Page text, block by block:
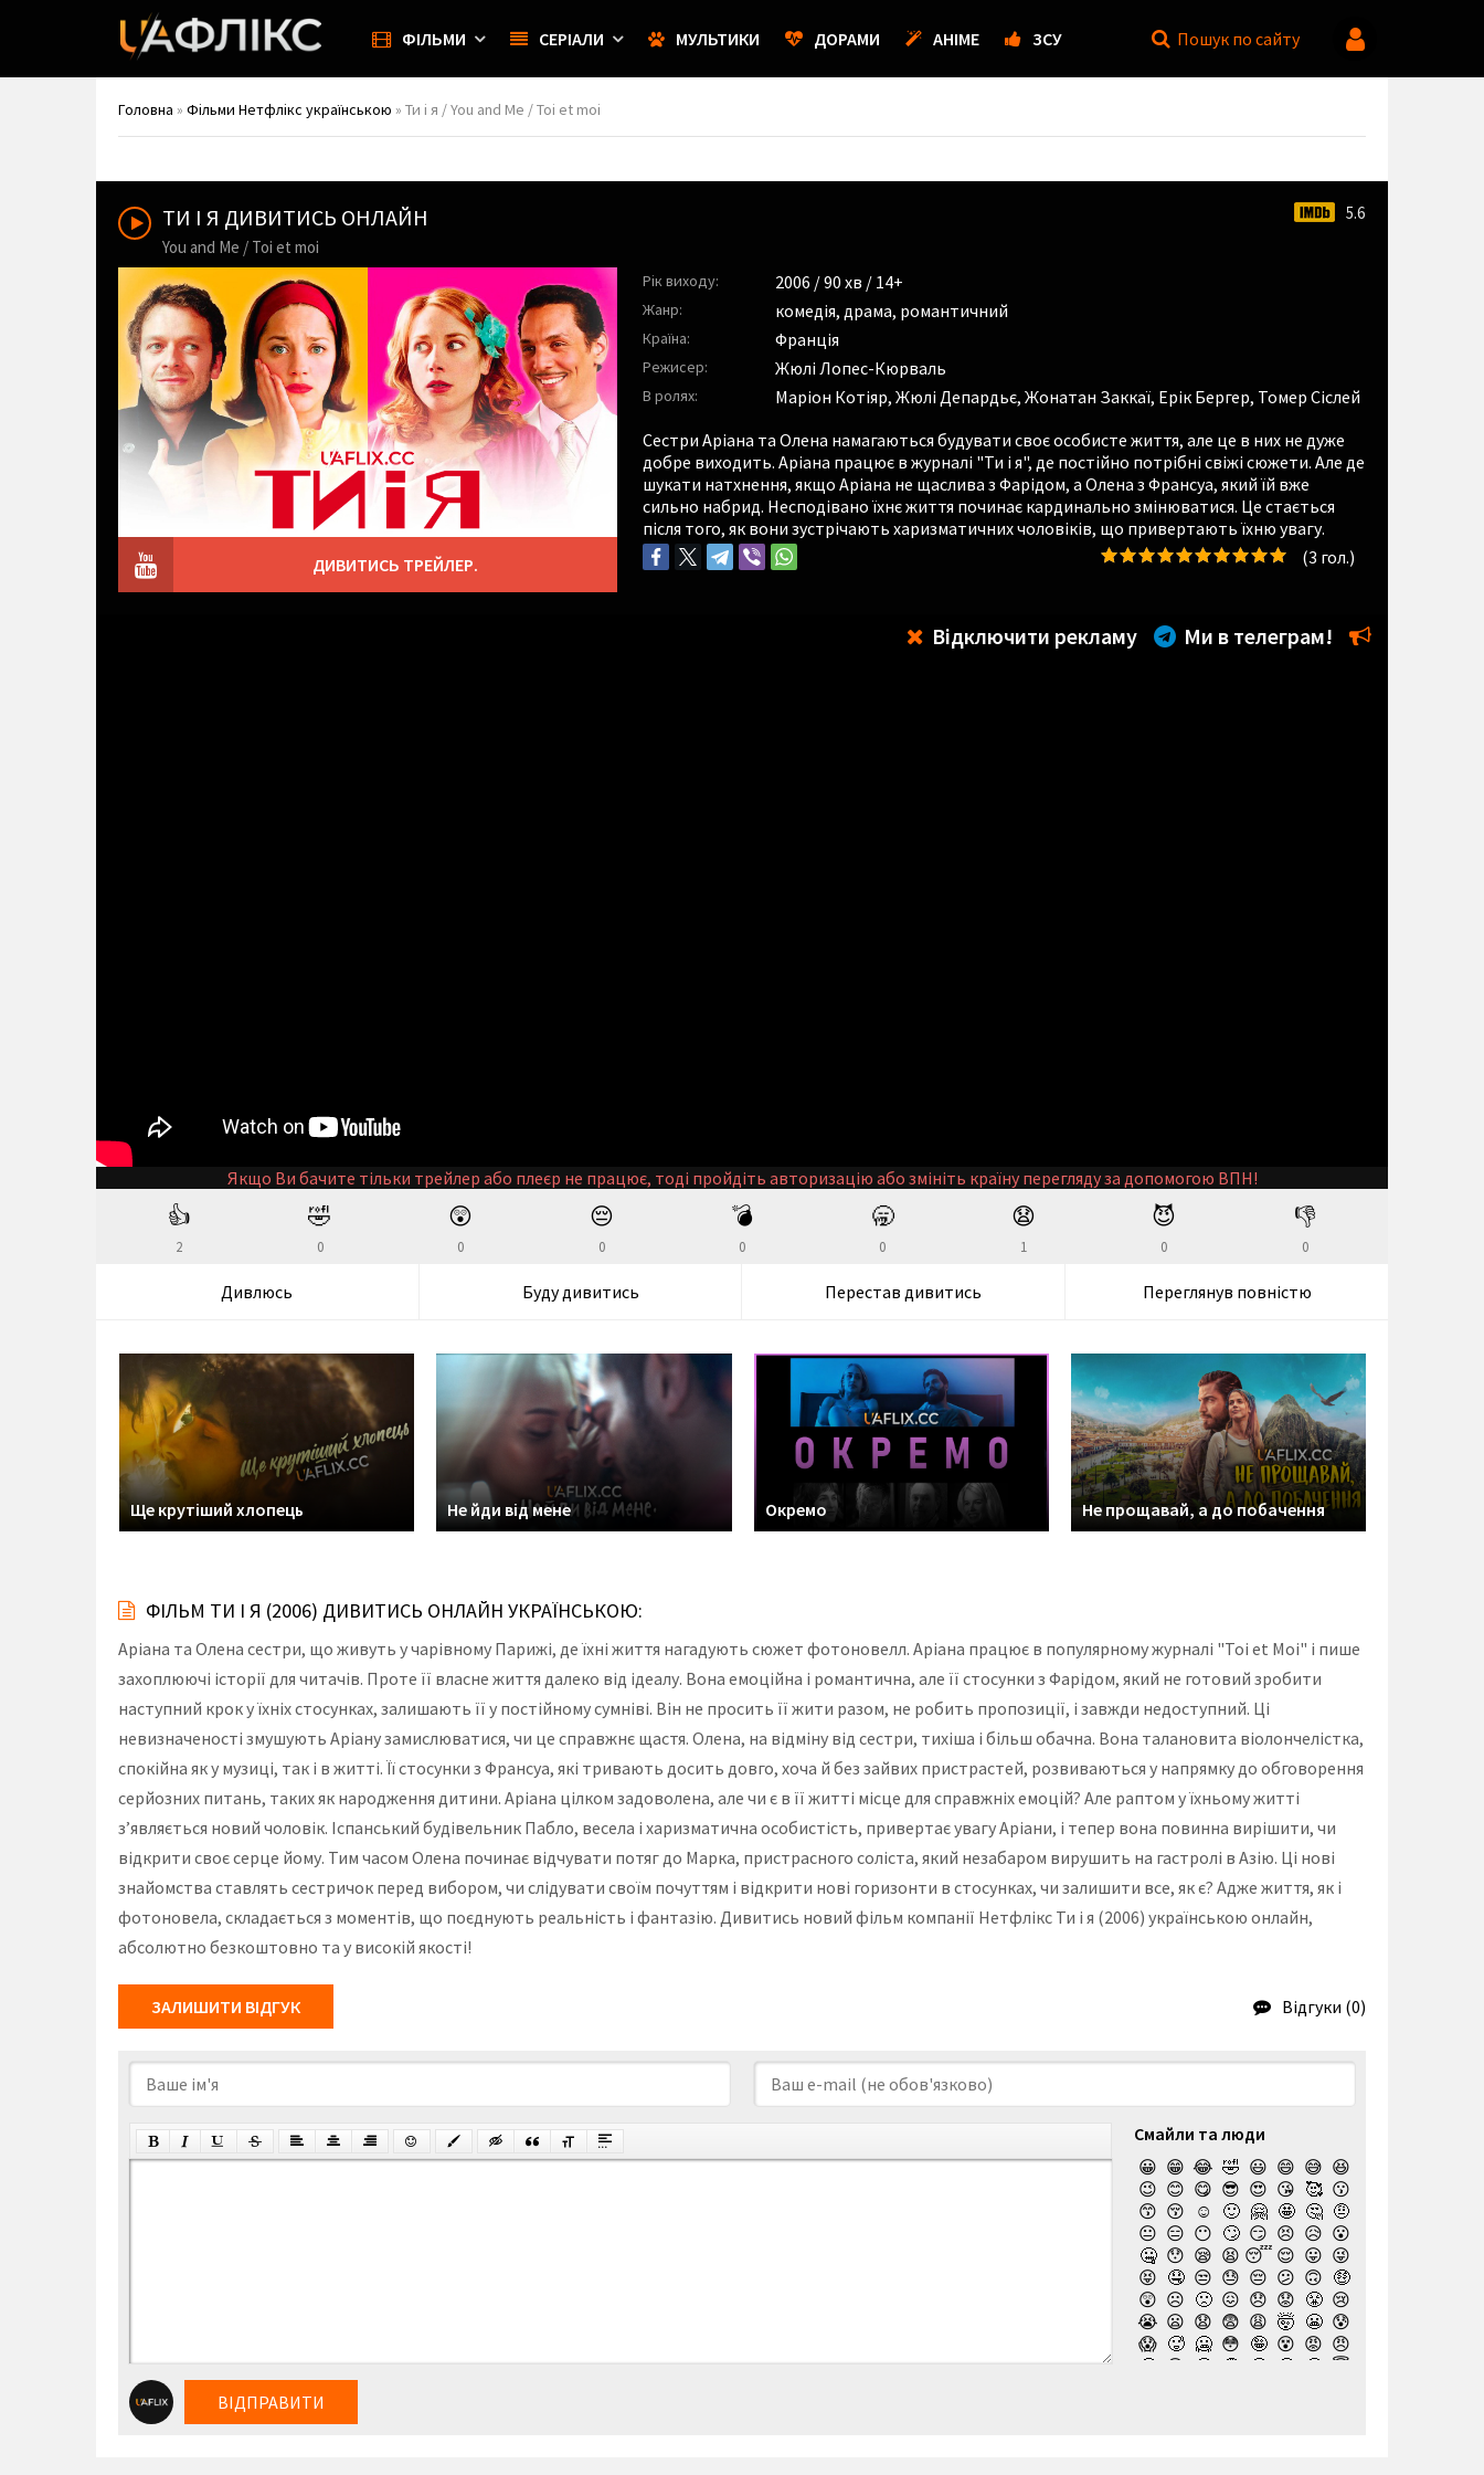
ФІЛЬМИ СЕРІАЛИ МУЛЬТИКИ ДОРАМИ АНІМЕ ЗСУ Пошук по сайту
Головна » Фільми Нетфлікс українською » Ти і я / You and Me / Toi et moi
ТИ І Я ДИВИТИСЬ ОНЛАЙН
You and Me / Toi et moi
5.6
Рік виходу: 2006 / 90 хв / 14+
Жанр: комедія, драма, романтичний
Країна: Франція
Режисер: Жюлі Лопес-Кюрваль
В ролях: Маріон Котіяр, Жюлі Депардьє, Жонатан Заккаї, Ерік Бергер, Томер Сіслей
Сестри Аріана та Олена намагаються будувати своє особисте життя, але це в них не дуже
добре виходить. Аріана працює в журналі "Ти і я", де постійно потрібні свіжі сюжети. Але де
шукати натхнення, якщо Аріана не щаслива з Фарідом, а Олена з Франсуа, який їй вже
сильно набрид. Несподівано їхнє життя починає кардинально змінюватися. Це стається
після того, як вони зустрічають харизматичних чоловіків, що привертають їхню увагу.
ДИВИТИСЬ ТРЕЙЛЕР.
(3 гол.)
Відключити рекламу Ми в телеграм!
Якщо Ви бачите тільки трейлер або плеєр не працює, тоді пройдіть авторизацію або змініть країну перегляду за допомогою ВПН!
👍
2
🤣
0
😲
0
😔
0
💣
0
🥱
0
😧
1
😈
0
👎
0
Дивлюсь Буду дивитись Перестав дивитись Переглянув повністю
Ще крутіший хлопець Не йди від мене Окремо Не прощавай, а до побачення
ФІЛЬМ ТИ І Я (2006) ДИВИТИСЬ ОНЛАЙН УКРАЇНСЬКОЮ:
Аріана та Олена сестри, що живуть у чарівному Парижі, де їхні життя нагадують сюжет фотоновелл. Аріана працює в популярному журналі "Toi et Moi" і пише
захоплюючі історії для читачів. Проте її власне життя далеко від ідеалу. Вона емоційна і романтична, але її стосунки з Фарідом, який не готовий зробити
наступний крок у їхніх стосунках, залишають її у постійному сумніві. Він не просить її жити разом, не робить пропозиції, і завжди недоступний. Ці
невизначеності змушують Аріану замислюватися, чи це справжнє щастя. Олена, на відміну від сестри, тихіша і більш обачна. Вона талановита віолончелістка,
спокійна як у музиці, так і в житті. Її стосунки з Франсуа, які тривають досить довго, хоча й без зайвих пристрастей, розвиваються у напрямку до обговорення
серйозних питань, таких як народження дитини. Аріана цілком задоволена, але чи є в її житті місце для справжніх емоцій? Але раптом у їхньому житті
з’являється новий чоловік. Іспанський будівельник Пабло, весела і харизматична особистість, привертає увагу Аріани, і тепер вона повинна вирішити, чи
відкрити своє серце йому. Тим часом Олена починає відчувати потяг до Марка, пристрасного соліста, який незабаром вирушить на гастролі в Азію. Ці нові
знайомства ставлять сестричок перед вибором, чи слідувати своїм почуттям і відкрити нові горизонти в стосунках, чи залишити все, як є? Адже життя, як і
фотоновела, складається з моментів, що поєднують реальність і фантазію. Дивитись новий фільм компанії Нетфлікс Ти і я (2006) українською онлайн,
абсолютно безкоштовно та у високій якості!
ЗАЛИШИТИ ВІДГУК Відгуки (0)
Смайли та люди
😀 😁 😂 🤣 😃 😄 😅 😆
😉 😊 😋 😎 😍 😘 🥰 😗
😙 😚 ☺️ 🙂 🤗 🤩 🤔 🤨
😐 😑 😶 🙄 😏 😣 😥 😮
🤐 😯 😪 😫 😴 😌 😛 😜
😝 🤤 😒 😓 😔 😕 🙃 🤑
😲 ☹️ 🙁 😖 😞 😟 😤 😢
😭 😦 😧 😨 😩 🤯 😬 😰
😱 🥵 🥶 😳 🤪 😵 😡 😠
🤬
😷 🤒 🤕 🤢 🤮 🤧 😇
ВІДПРАВИТИ